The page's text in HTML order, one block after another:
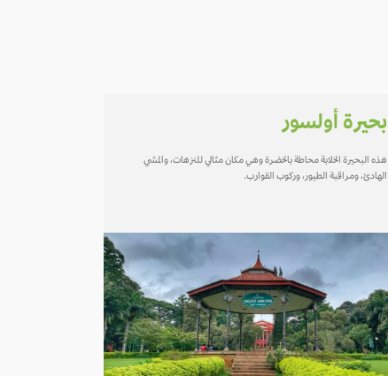
بحيرة أولسور
هذه البحيرة الخلابة محاطة بالخضرة وهي مكان مثالي للنزهات، والمشي
الهادئ، ومراقبة الطيور، وركوب القوارب.